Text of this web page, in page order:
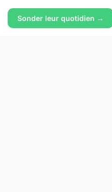
Sonder leur quotidien →